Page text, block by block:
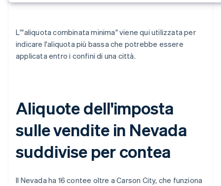
L'"aliquota combinata minima" viene qui utilizzata per
indicare l'aliquota più bassa che potrebbe essere
applicata entro i confini di una città.
Aliquote dell'imposta
sulle vendite in Nevada
suddivise per contea
Il Nevada ha 16 contee oltre a Carson City, che funziona